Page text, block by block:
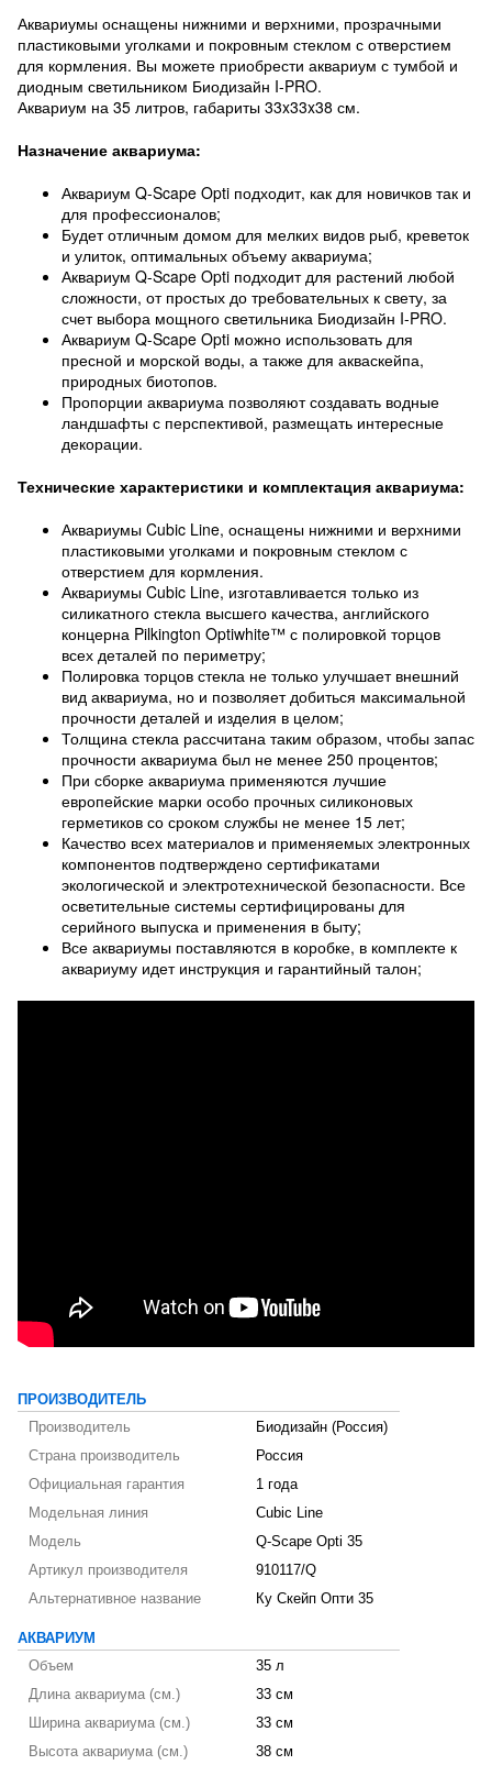
Аквариумы оснащены нижними и верхними, прозрачными
пластиковыми уголками и покровным стеклом с отверстием
для кормления. Вы можете приобрести аквариум с тумбой и
диодным светильником Биодизайн I-PRO.
Аквариум на 35 литров, габариты 33x33x38 см.
Назначение аквариума:
Аквариум Q-Scape Opti подходит, как для новичков так и
для профессионалов;
Будет отличным домом для мелких видов рыб, креветок
и улиток, оптимальных объему аквариума;
Аквариум Q-Scape Opti подходит для растений любой
сложности, от простых до требовательных к свету, за
счет выбора мощного светильника Биодизайн I-PRO.
Аквариум Q-Scape Opti можно использовать для
пресной и морской воды, а также для акваскейпа,
природных биотопов.
Пропорции аквариума позволяют создавать водные
ландшафты с перспективой, размещать интересные
декорации.
Технические характеристики и комплектация аквариума:
Аквариумы Cubic Line, оснащены нижними и верхними
пластиковыми уголками и покровным стеклом с
отверстием для кормления.
Аквариумы Cubic Line, изготавливается только из
силикатного стекла высшего качества, английского
концерна Pilkington Optiwhite™ с полировкой торцов
всех деталей по периметру;
Полировка торцов стекла не только улучшает внешний
вид аквариума, но и позволяет добиться максимальной
прочности деталей и изделия в целом;
Толщина стекла рассчитана таким образом, чтобы запас
прочности аквариума был не менее 250 процентов;
При сборке аквариума применяются лучшие
европейские марки особо прочных силиконовых
герметиков со сроком службы не менее 15 лет;
Качество всех материалов и применяемых электронных
компонентов подтверждено сертификатами
экологической и электротехнической безопасности. Все
осветительные системы сертифицированы для
серийного выпуска и применения в быту;
Все аквариумы поставляются в коробке, в комплекте к
аквариуму идет инструкция и гарантийный талон;
ПРОИЗВОДИТЕЛЬ
Производитель
Биодизайн (Россия)
Страна производитель
Россия
Официальная гарантия
1 года
Модельная линия
Cubic Line
Модель
Q-Scape Opti 35
Артикул производителя
910117/Q
Альтернативное название
Ку Скейп Опти 35
АКВАРИУМ
Объем
35 л
Длина аквариума (см.)
33 см
Ширина аквариума (см.)
33 см
Высота аквариума (см.)
38 см